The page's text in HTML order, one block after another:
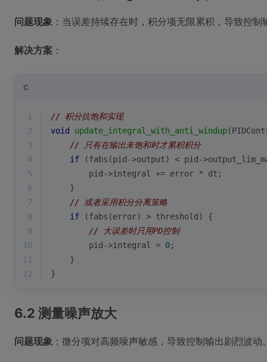
问题现象 ：当误差持续存在时，积分项无限累积，导致控
解决方案 ：
C
1
// 积分抗饱和实现
2
void update_integral_with_anti_windup
3
// 只有在输出未饱和时才累积积分
4
if (fabs (pid->output) < pid-
5
        pid->integral += error * dt;
6
    }
7
// 或者采用积分分离策略
8
if (fabs (error) > threshold) {
9
// 大误差时只用PD控制
10
        pid->integral =
0;
11
    }
12
}
6.2 测量噪声放大
问题现象 ：微分项对高频噪声敏感，导致控制输出剧烈波动